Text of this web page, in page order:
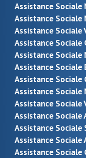
Assistance Sociale
Assistance Sociale
Assistance Sociale
Assistance Sociale
Assistance
Assistance Sociale
Assistance Sociale
Assistance Sociale
Assistance Sociale
Assistance Sociale
Assistance Sociale
Assistance Sociale
Assistance Sociale